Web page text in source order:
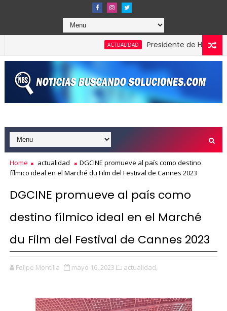
ACTUALIDAD
Presidente de Honduras
en los Effie Awards República Dominicana 2026
Home actualidad
DGCINE promueve al país como destino
fílmico ideal en el Marché du Film del Festival de Cannes 2023
DGCINE promueve al país como
destino fílmico ideal en el Marché
du Film del Festival de Cannes 2023
Felipe Montilla mayo 16, 2023 actualidad,